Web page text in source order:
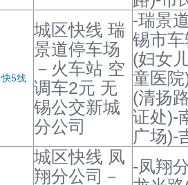
快5线
城区快线 瑞
景道停车场
－火车站 空
调车2元 无
锡公交新城
分公司
-瑞景
锡市
(妇女
童医
(清扬
证处)-
广场)-
城区快线 凤
翔分公司－
-凤翔